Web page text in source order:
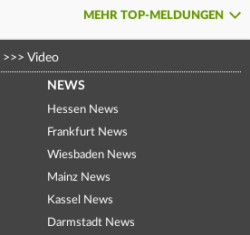
MEHR TOP-MELDUNGEN
>>> Video
NEWS
Hessen News
Frankfurt News
Wiesbaden News
Mainz News
Kassel News
Darmstadt News